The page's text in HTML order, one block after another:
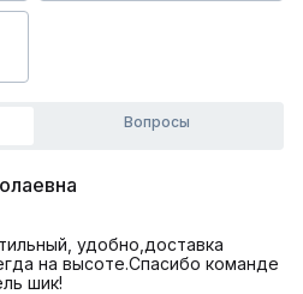
Вопросы
удобно,доставка
на высоте.Спасибо команде
шик!